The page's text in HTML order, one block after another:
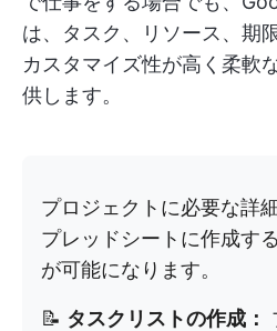
は、タスク、リソース、期
カスタマイズ性が高く柔軟
供します。
プロジェクトに必要な詳
プレッドシートに作成す
が可能になります。
📝 タスクリストの作成：